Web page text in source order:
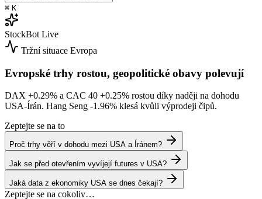
⌘ K
StockBot Live
Tržní situace Evropa
Evropské trhy rostou, geopolitické obavy polevují
DAX +0.29% a CAC 40 +0.25% rostou díky naději na dohodu
USA-Írán. Hang Seng -1.96% klesá kvůli výprodeji čipů.
Zeptejte se na to
Proč trhy věří v dohodu mezi USA a Íránem?
Jak se před otevřením vyvíjejí futures v USA?
Jaká data z ekonomiky USA se dnes čekají?